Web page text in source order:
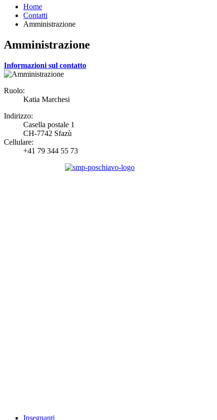
Home
Contatti
Amministrazione
Amministrazione
Informazioni sul contatto
Ruolo:
Katia Marchesi
Indirizzo:
Casella postale 1
CH-7742 Sfazù
Cellulare:
+41 79 344 55 73
Insegnanti